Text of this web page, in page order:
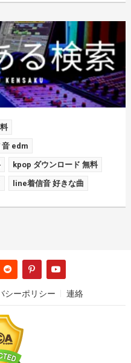
音 edm
kpop ダウンロード 無料
line着信音 好きな曲
シーポリシー 連絡